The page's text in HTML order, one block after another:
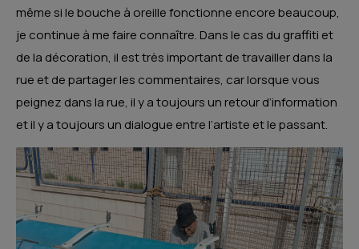
même si le bouche à oreille fonctionne encore beaucoup,
je continue à me faire connaître. Dans le cas du graffiti et
de la décoration, il est très important de travailler dans la
rue et de partager les commentaires, car lorsque vous
peignez dans la rue, il y a toujours un retour d’information
et il y a toujours un dialogue entre l’artiste et le passant.